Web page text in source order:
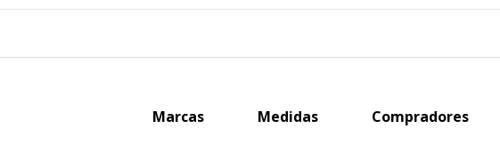
Marcas Medidas Compradores